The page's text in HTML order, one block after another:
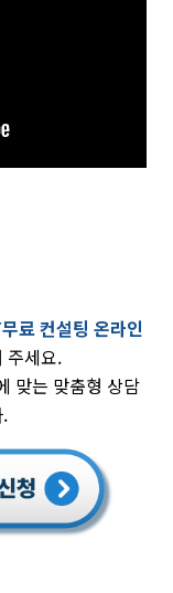
료 컨설팅 온라인
주세요.
맞는 맞춤형 상담